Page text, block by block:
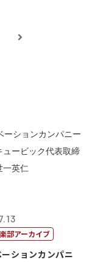
部アーカイブ
ーションカンパニ